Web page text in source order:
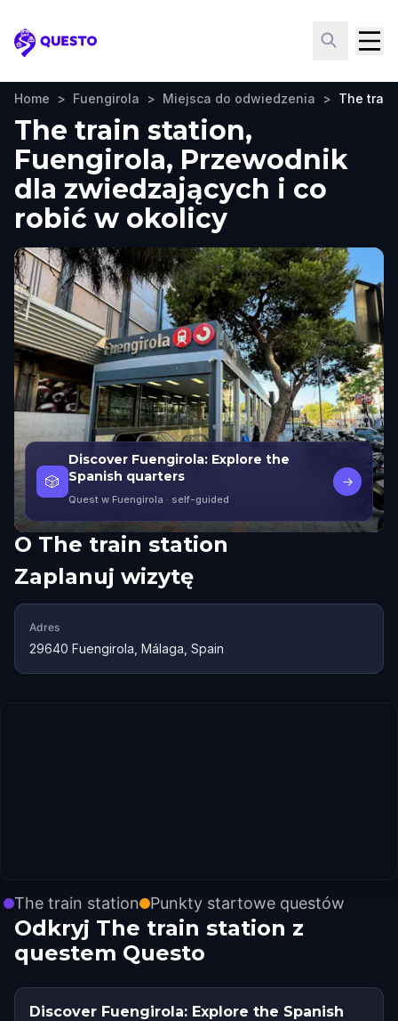
Questo
Home > Fuengirola > Miejsca do odwiedzenia > The
The train station,
Fuengirola, Przewodnik
dla zwiedzających i co
robić w okolicy
🎲
Discover Fuengirola: Explore the
Spanish quarters
Quest w Fuengirola · self-guided
→
O The train station
Zaplanuj wizytę
Adres
29640 Fuengirola, Málaga, Spain
The train station Punkty startowe questów
Odkryj The train station z
questem Questo
Discover Fuengirola: Explore the Spanish